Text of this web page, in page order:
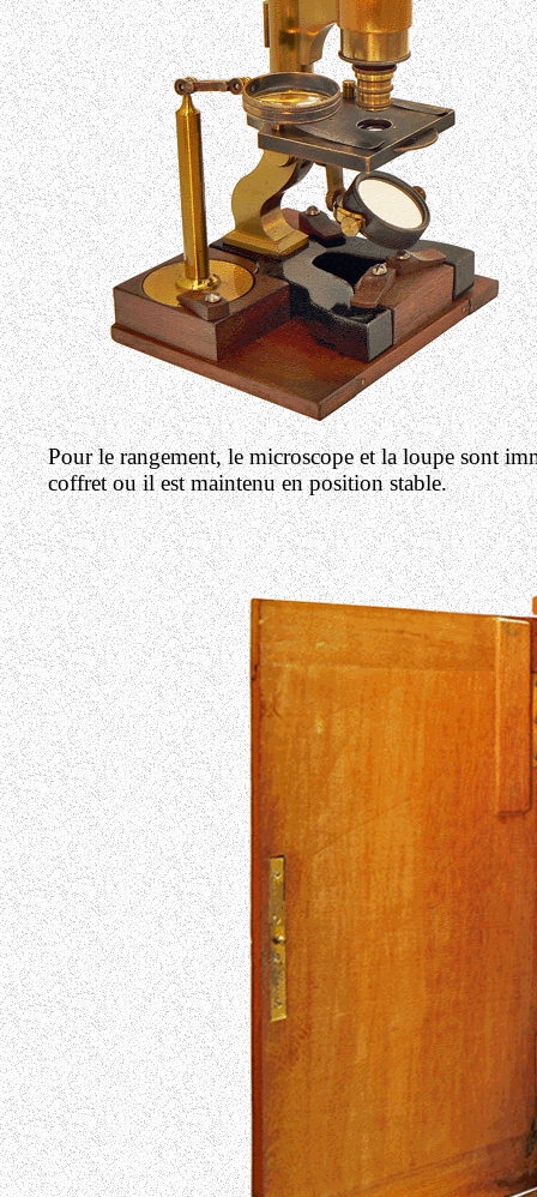
Pour le rangement, le microscope et la loupe sont
coffret ou il est maintenu en position stable.